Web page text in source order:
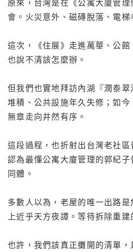
會。火災意外、磁磚脫落、電
這次，《住展》走進萬華、公
也說不清該怎麼辦。
但我們也實地拜訪內湖『潤泰
堆積、公共設施年久失修；如
無章走向井然有序。
這段過程，也折射出台灣老社
認為最懂公寓大廈管理的郭紀
同體。
多數人以為，老屋的唯一出路
上近乎天方夜譚。等待拆除重
也許，我們該真正攤開的清單